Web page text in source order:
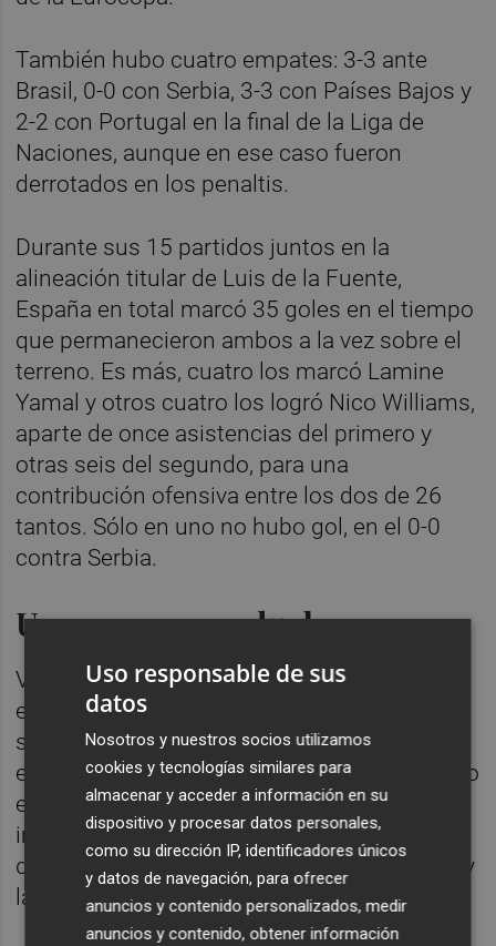
También hubo cuatro empates: 3-3 ante
Brasil, 0-0 con Serbia, 3-3 con Países Bajos y
2-2 con Portugal en la final de la Liga de
Naciones, aunque en ese caso fueron
derrotados en los penaltis.
Durante sus 15 partidos juntos en la
alineación titular de Luis de la Fuente,
España en total marcó 35 goles en el tiempo
que permanecieron ambos a la vez sobre el
terreno. Es más, cuatro los marcó Lamine
Yamal y otros cuatro los logró Nico Williams,
aparte de once asistencias del primero y
otras seis del segundo, para una
contribución ofensiva entre los dos de 26
tantos. Sólo en uno no hubo gol, en el 0-0
contra Serbia.
Un regreso gradual
Vitales entonces, también lo son ahora. Los
echó de menos España contra la cerrada
selección de Cabo Verde, ultradefensiva, a la
espera de qué era capaz de hacer el conjunto
español. La entrada de Lamine Yamal fue un
impulso, insuficiente en cualquier caso para
desnivelar el marcador entre la falta de tino y
las paradas de Vozinha.
Uso responsable de sus
datos
Nosotros y nuestros socios utilizamos
cookies y tecnologías similares para
almacenar y acceder a información en su
dispositivo y procesar datos personales,
como su dirección IP, identificadores únicos
y datos de navegación, para ofrecer
anuncios y contenido personalizados, medir
anuncios y contenido, obtener información